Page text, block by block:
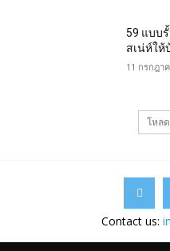
59 แบบ
สเน่ห์ให้
11 กรกฎา
โหล
Contact us: